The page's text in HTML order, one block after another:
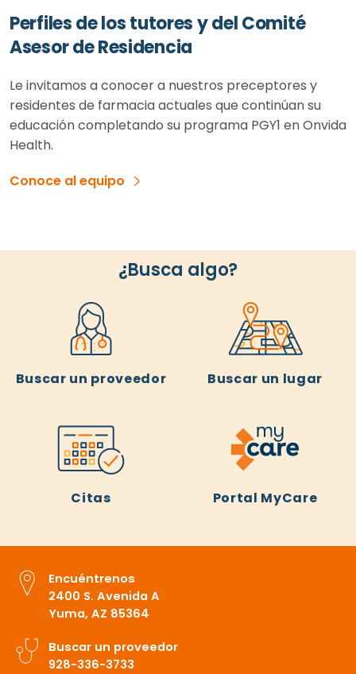
Perfiles de los tutores y del Comité
Asesor de Residencia
Le invitamos a conocer a nuestros preceptores y
residentes de farmacia actuales que continúan su
educación completando su programa PGY1 en Onvida
Health.
Conoce al equipo
¿Busca algo?
Buscar un proveedor Buscar un lugar
Citas Portal MyCare
Encuéntrenos
2400 S. Avenida A
Yuma, AZ 85364
Buscar un proveedor
928-336-3733